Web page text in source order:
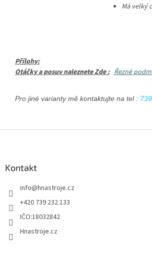
Má velký
Přílohy:
Otáčky a posuv naleznete Zde : Řezné
Pro jiné varianty mě kontaktujte na tel :
Kontakt
info@hnastroje.cz
+420 739 232 133
IČO:18032842
Hnastroje.cz